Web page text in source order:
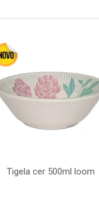
Tigela cer 500ml loom